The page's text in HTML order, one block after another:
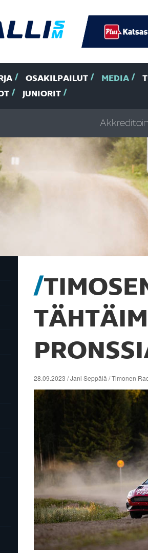
OSAKILPAILUT MEDIA
JUNIORIT
28.09.2023 / Jani Seppälä / Timonen